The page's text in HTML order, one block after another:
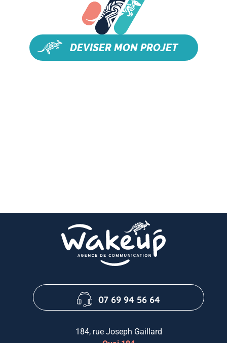
DEVISER MON PROJET
07 69 94 56 64
184, rue Joseph Gaillard